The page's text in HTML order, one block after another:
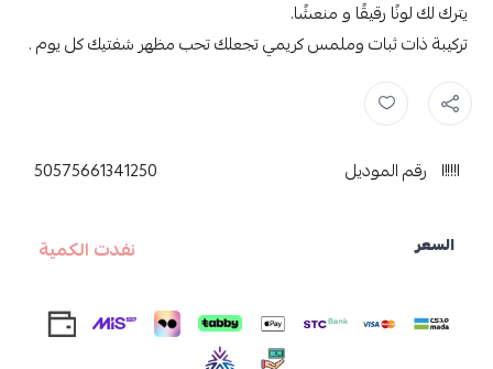
يترك لك لونًا رقيقًا و منعشًا.
تركيبة ذات ثبات وملمس كريمي تجعلك تحب مظهر شفتيك كل يوم .
احمر شفاه , ريفلوشن ,
رقم الموديل 50575661341250
السعر نفدت الكمية